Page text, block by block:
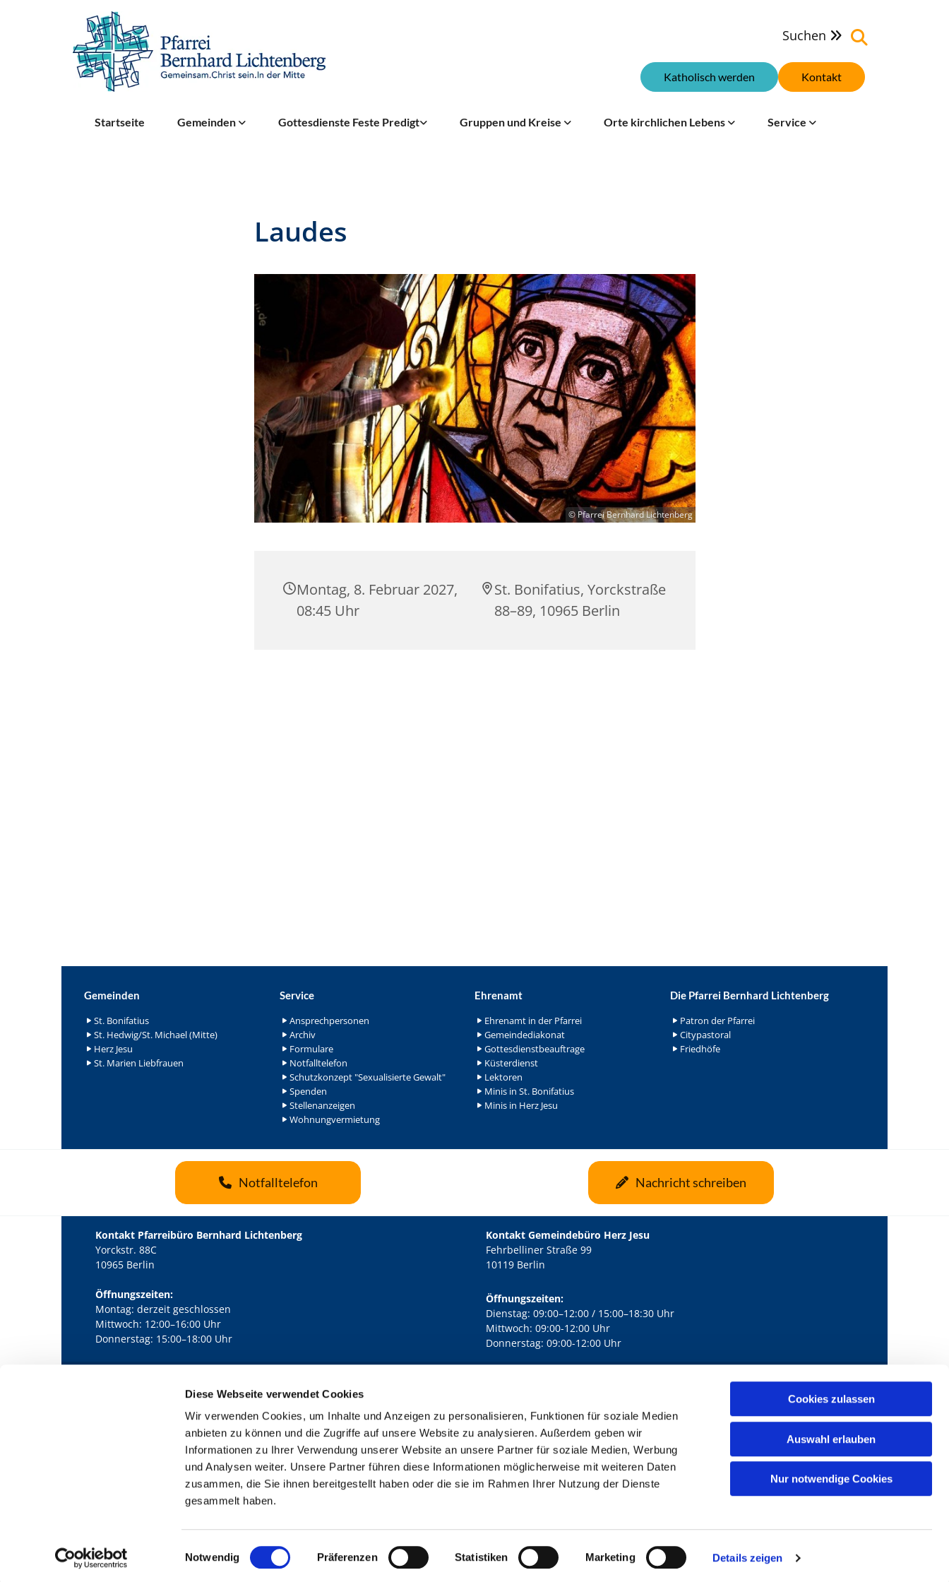
Diese Webseite verwendet Cookies
Wir verwenden Cookies, um Inhalte und Anzeigen zu personalisieren, Funktionen für soziale Medien
anbieten zu können und die Zugriffe auf unsere Website zu analysieren. Außerdem geben wir
Informationen zu Ihrer Verwendung unserer Website an unsere Partner für soziale Medien, Werbung
und Analysen weiter. Unsere Partner führen diese Informationen möglicherweise mit weiteren Daten
zusammen, die Sie ihnen bereitgestellt haben oder die sie im Rahmen Ihrer Nutzung der Dienste
gesammelt haben.
i
Notwendig Präferenzen Statistiken Marketing Details zeigen
Cookies zulassen
Auswahl erlauben
Nur notwendige Cookies
Suchen 
Kontakt
Katholisch werden
Startseite Gemeinden Gottesdienste Feste Predigt Gruppen und Kreise Orte kirchlichen Lebens Service
Laudes
© Pfarrei Bernhard Lichtenberg
Montag, 8. Februar 2027,
08:45 Uhr
St. Bonifatius, Yorckstraße
88–89, 10965 Berlin
Gemeinden
St. Bonifatius
St. Hedwig/St. Michael (Mitte)
Herz Jesu
St. Marien Liebfrauen
Service
Ansprechpersonen
Archiv
Formulare
Notfalltelefon
Schutzkonzept "Sexualisierte Gewalt"
Spenden
Stellenanzeigen
Wohnungvermietung
Ehrenamt
Ehrenamt in der Pfarrei
Gemeindediakonat
Gottesdienstbeauftrage
Küsterdienst
Lektoren
Minis in St. Bonifatius
Minis in Herz Jesu
Die Pfarrei Bernhard Lichtenberg
Patron der Pfarrei
Citypastoral
Friedhöfe
Notfalltelefon Nachricht schreiben
Kontakt Pfarreibüro Bernhard Lichtenberg
Yorckstr. 88C
10965 Berlin
Öffnungszeiten:
Montag: derzeit geschlossen
Mittwoch: 12:00–16:00 Uhr
Donnerstag: 15:00–18:00 Uhr
Kontakt Gemeindebüro Herz Jesu
Fehrbelliner Straße 99
10119 Berlin
Öffnungszeiten:
Dienstag: 09:00–12:00 / 15:00–18:30 Uhr
Mittwoch: 09:00-12:00 Uhr
Donnerstag: 09:00-12:00 Uhr
Kath. Kirchengemeinde Pfarrei Bernhard Lichtenberg Berlin-Mitte · Yorckstr. 88C, 10965 Berlin mail@bernhard-lichtenberg.berlin
Kontaktinformationen Impressum